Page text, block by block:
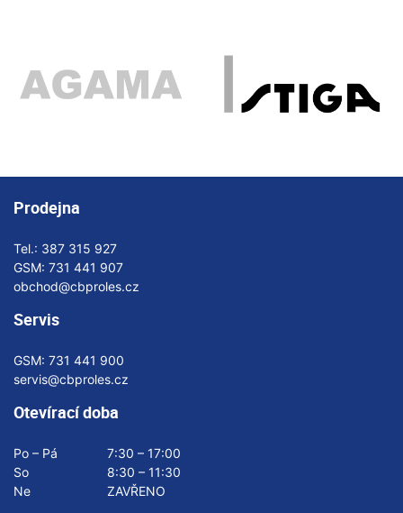
Prodejna
Tel.: 387 315 927
GSM: 731 441 907
obchod@cbproles.cz
Servis
GSM: 731 441 900
servis@cbproles.cz
Otevírací doba
Po – Pá
7:30 – 17:00
So
8:30 – 11:30
Ne
ZAVŘENO